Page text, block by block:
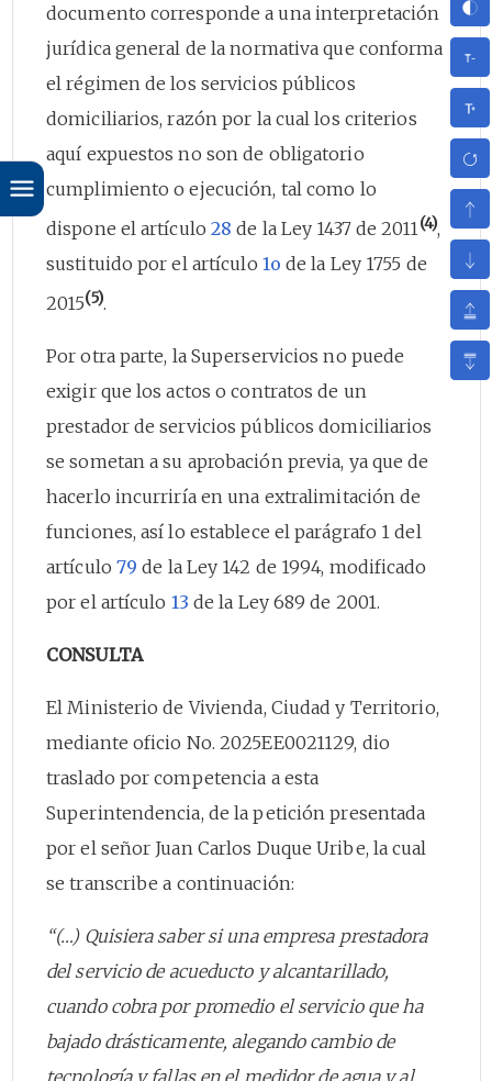
documento corresponde a una interpretación
jurídica general de la normativa que conforma
el régimen de los servicios públicos
domiciliarios, razón por la cual los criterios
aquí expuestos no son de obligatorio
cumplimiento o ejecución, tal como lo
dispone el artículo 28 de la Ley 1437 de 2011 (4),
sustituido por el artículo 1o de la Ley 1755 de
2015(5).
Por otra parte, la Superservicios no puede
exigir que los actos o contratos de un
prestador de servicios públicos domiciliarios
se sometan a su aprobación previa, ya que de
hacerlo incurriría en una extralimitación de
funciones, así lo establece el parágrafo 1 del
artículo 79 de la Ley 142 de 1994, modificado
por el artículo 13 de la Ley 689 de 2001.
CONSULTA
El Ministerio de Vivienda, Ciudad y Territorio,
mediante oficio No. 2025EE0021129, dio
traslado por competencia a esta
Superintendencia, de la petición presentada
por el señor Juan Carlos Duque Uribe, la cual
se transcribe a continuación:
“(…) Quisiera saber si una empresa prestadora
del servicio de acueducto y alcantarillado,
cuando cobra por promedio el servicio que ha
bajado drásticamente, alegando cambio de